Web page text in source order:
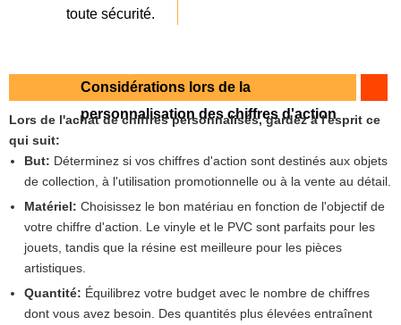
toute sécurité.
Considérations lors de la
personnalisation des chiffres d'action
Lors de l'achat de chiffres personnalisés, gardez à l'esprit ce
qui suit:
But: Déterminez si vos chiffres d'action sont destinés aux objets
de collection, à l'utilisation promotionnelle ou à la vente au détail.
Matériel: Choisissez le bon matériau en fonction de l'objectif de
votre chiffre d'action. Le vinyle et le PVC sont parfaits pour les
jouets, tandis que la résine est meilleure pour les pièces
artistiques.
Quantité: Équilibrez votre budget avec le nombre de chiffres
dont vous avez besoin. Des quantités plus élevées entraînent